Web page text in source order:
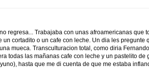
regresa... Trabajaba con unas afroamericanas que
cortadito o un cafe con leche. Un dia les pregunte
mueca. Transculturacion total, como diria
todas las mañanas cafe con leche y un pastelito de
hasta que me di cuenta de que me estaba